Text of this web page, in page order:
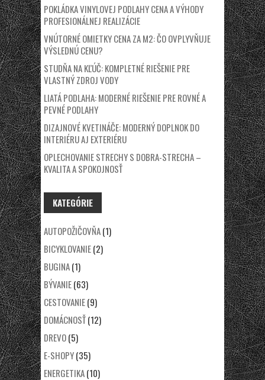
POKLÁDKA VINYLOVEJ PODLAHY CENA A VÝHODY
PROFESIONÁLNEJ REALIZÁCIE
VNÚTORNÉ OMIETKY CENA ZA M2: ČO OVPLYVŇUJE
VÝSLEDNÚ CENU?
STUDŇA NA KĽÚČ: KOMPLETNÉ RIEŠENIE PRE
VLASTNÝ ZDROJ VODY
LIATÁ PODLAHA: MODERNÉ RIEŠENIE PRE ROVNÉ A
PEVNÉ PODLAHY
DIZAJNOVÉ KVETINÁČE: MODERNÝ DOPLNOK DO
INTERIÉRU AJ EXTERIÉRU
OPLECHOVANIE STRECHY S DOBRA-STRECHA –
KVALITA A SPOKOJNOSŤ
KATEGÓRIE
AUTOPOŽIČOVŇA(1)
BICYKLOVANIE(2)
BUGINA(1)
BÝVANIE(63)
CESTOVANIE(9)
DOMÁCNOSŤ(12)
DREVO(5)
E-SHOPY(35)
ENERGETIKA(10)